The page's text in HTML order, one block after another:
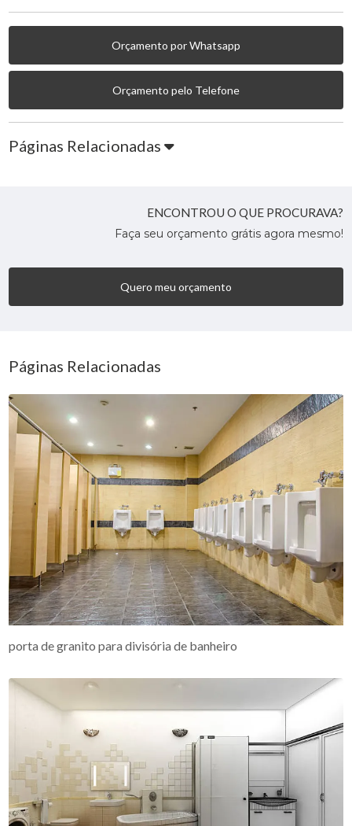
Orçamento por Whatsapp
Orçamento pelo Telefone
Páginas Relacionadas
ENCONTROU O QUE PROCURAVA?
Faça seu orçamento grátis agora mesmo!
Quero meu orçamento
Páginas Relacionadas
porta de granito para divisória de banheiro